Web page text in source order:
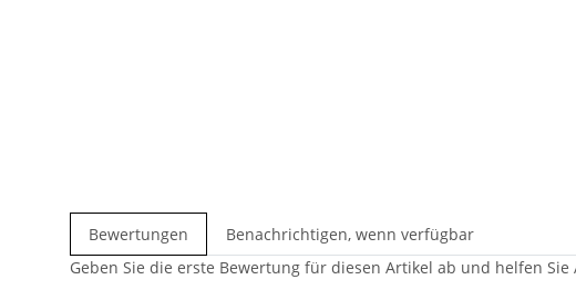
Bewertungen
Benachrichtigen, wenn verfügbar
Geben Sie die erste Bewertung für diesen Artikel ab und helfen